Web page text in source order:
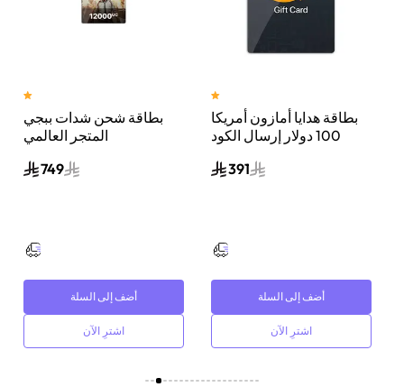
بطاقة شحن شدات ببجي
المتجر العالمي
الكود الرقمي بالبريد
749
أضف إلى السلة
اشترِ الآن
بطاقة هدايا أمازون أمريكا
100 دولار إرسال الكود
أسود391
أضف إلى السلة
اشترِ الآن